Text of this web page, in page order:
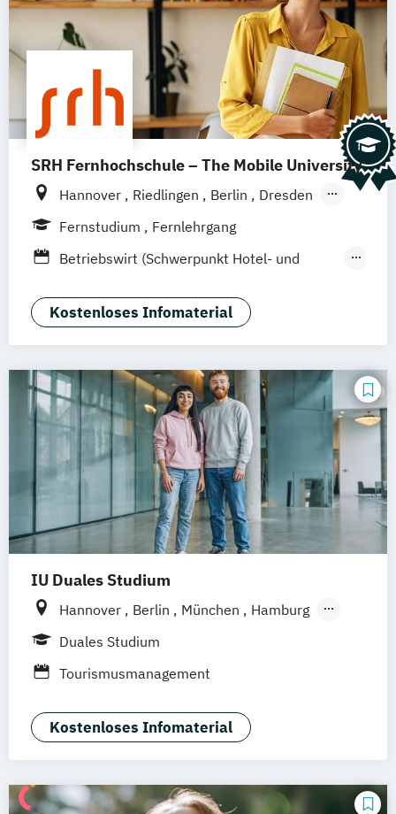
SRH Fernhochschule – The Mobile University
Hannover Riedlingen Berlin
Dresden
Düsseldorf
Hamburg Köln
Mannheim
Wertheim Wien
Frankfurt am Main Hamm Zürich
Fernstudium
Fernlehrgang
Betriebswirt (Schwerpunkt Hotel- und
Betriebswirtschaft und Hotelmanagement
Kostenloses Infomaterial
IU Duales Studium
Hannover Berlin München
Hamburg
Frankfurt am Main
Leipzig Online-Campus
Bielefeld Braunschweig Dresden
Duisburg Karlsruhe Köln
Mainz
Münster Stuttgart Aachen
deutschlandweit Bonn
Duales Studium
Tourismusmanagement
Kostenloses Infomaterial